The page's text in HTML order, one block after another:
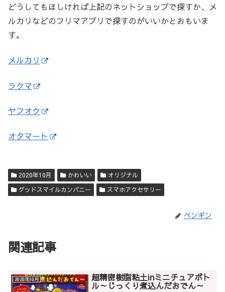
どうしてもほしければ上記のネットショップで探すか、メ
ルカリなどのフリマアプリで探すのがいいかとおもいま
す。
メルカリ
ラクマ
ヤフオク
オタマート
2020年10月 かわいい
オリジナル
グッドスマイルカンパニー
スマホアクセサリー
ペンギン
関連記事
2020年10月 超精密樹脂粘土inミニチュアボト
ル～じっくり煮込んだおでん～